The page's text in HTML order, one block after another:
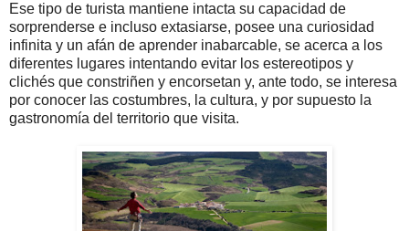
Ese tipo de turista mantiene intacta su capacidad de
sorprenderse e incluso extasiarse, posee una curiosidad
infinita y un afán de aprender inabarcable, se acerca a los
diferentes lugares intentando evitar los estereotipos y
clichés que constriñen y encorsetan y, ante todo, se interesa
por conocer las costumbres, la cultura, y por supuesto la
gastronomía del territorio que visita.